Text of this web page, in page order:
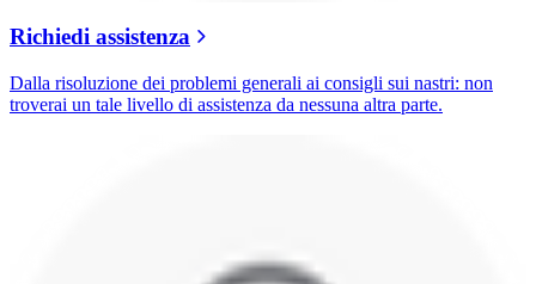
Richiedi assistenza
Dalla risoluzione dei problemi generali ai consigli sui nastri: non
troverai un tale livello di assistenza da nessuna altra parte.